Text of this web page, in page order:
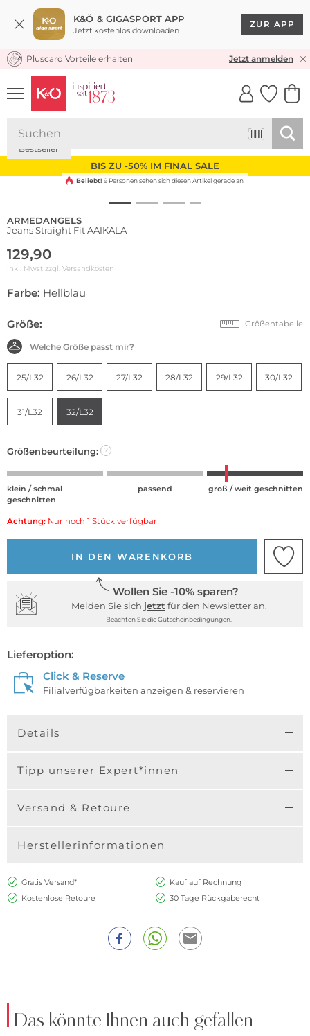
K&Ö & GIGASPORT APP
Jetzt kostenlos downloaden
ZUR APP
KOSTENLOSER VERSAND* & RÜCKVERSAND
Pluscard Vorteile erhalten Jetzt anmelden
UNSERE APP
CLICK &
BIS ZU -50% IM FINAL SALE
Bestseller
Beliebt! 9 Personen sehen sich diesen Artikel gerade an
ARMEDANGELS
Jeans Straight Fit AAIKALA
129,90
inkl. Mwst zzgl. Versandkosten
Farbe: Hellblau
Größe: Größentabelle
Welche Größe passt mir?
25/L32 26/L32 27/L32 28/L32 29/L32 30/L32
31/L32 32/L32
Größenbeurteilung: ?
klein / schmal
geschnitten
passend groß / weit geschnitten
Achtung: Nur noch 1 Stück verfügbar!
IN DEN WARENKORB
Wollen Sie -10% sparen?
Melden Sie sich jetzt für den Newsletter an.
Beachten Sie die Gutscheinbedingungen.
Lieferoption:
Click & Reserve
Filialverfügbarkeiten anzeigen & reservieren
Details
Tipp unserer Expert*innen
Versand & Retoure
Herstellerinformationen
Gratis Versand*
Kauf auf Rechnung
Kostenlose Retoure
30 Tage Rückgaberecht
Das könnte Ihnen auch gefallen